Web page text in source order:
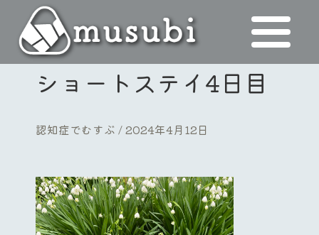
ショートステイ4日目
認知症でむすぶ 2024年4月12日